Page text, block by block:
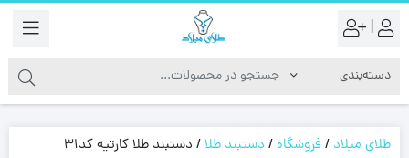
|
طلای میلاد /فروشگاه/ دستبند طلا/ دستبند طلا کارتیه کد31